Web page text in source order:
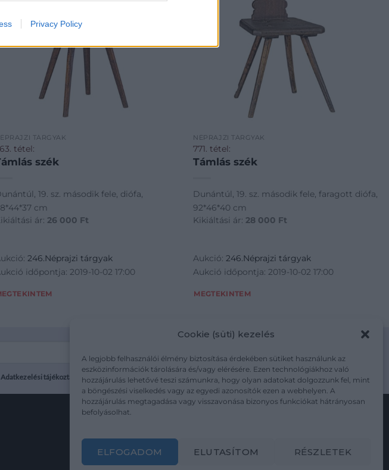
Privacy Policy
Cookie (süti) kezelés
A legjobb felhasználói élmény biztosítása érdekében sütiket használunk az
eszközinformációk tárolására és/vagy elérésére. Ezen technológiákhoz való
hozzájárulás lehetővé teszi számunkra, hogy olyan adatokat dolgozzunk fel, mint
a böngészési viselkedés vagy az egyedi azonosítók ezen a webhelyen. A
hozzájárulás megtagadása vagy visszavonása bizonyos funkciókat hátrányosan
befolyásolhat.
ELFOGADOM ELUTASÍTOM RÉSZLETEK
TÁRGYAK
tétel:
szék
19. sz. második fele, diófa,
cm
ár: 26 000 Ft
246.Néprajzi tárgyak
időpontja: 2019-10-02 17:00
NÉPRAJZI TÁRGYAK
771. tétel:
Támlás szék
Dunántúl, 19. sz. második fele, faragott diófa,
92*46*40 cm
Kikiáltási ár: 28 000 Ft
Aukció:246.Néprajzi tárgyak
Aukció időpontja: 2019-10-02 17:00
MEGTEKINTEM
tájékoztatót: mutargy.com/adatkezelesi-tajekoztato/